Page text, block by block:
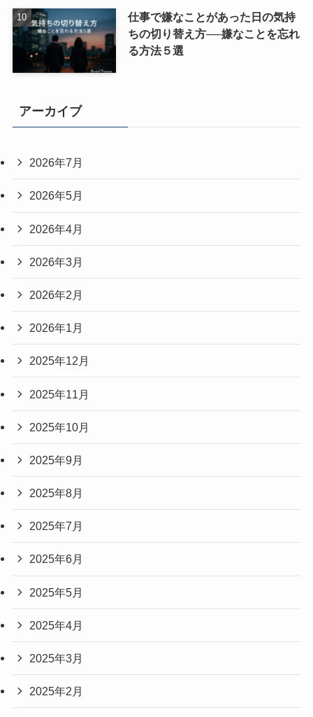
仕事で嫌なことがあった日の気持
ちの切り替え方──嫌なことを忘れ
る方法５選
アーカイブ
2026年7月
2026年5月
2026年4月
2026年3月
2026年2月
2026年1月
2025年12月
2025年11月
2025年10月
2025年9月
2025年8月
2025年7月
2025年6月
2025年5月
2025年4月
2025年3月
2025年2月